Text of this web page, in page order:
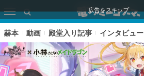
広告をスキップ
赫本 動画 殿堂入り記事 インタビュー